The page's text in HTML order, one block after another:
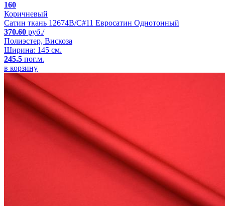
160
Коричневый
Сатин ткань 12674B/C#11 Евросатин Однотонный
370.60 руб./
Полиэстер, Вискоза
Ширина: 145 см.
245.5 пог.м.
в корзину